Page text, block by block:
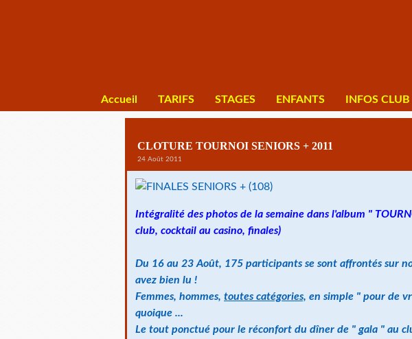
Accueil TARIFS STAGES ENFANTS INFOS CLUB
CLOTURE TOURNOI SENIORS + 2011
24 Août 2011
Intégralité des photos de la semaine dans l'album "
club, cocktail au casino, finales)
Du 16 au 23 Août, 175 participants se sont affrontés sur
avez bien lu !
Femmes, hommes, toutes catégories, en simple " pour de
quoique ...
Le tout ponctué pour le réconfort du dîner de " gala " au